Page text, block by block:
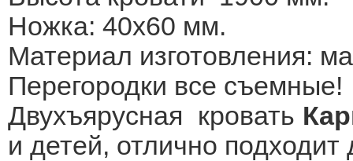
Ножка: 40x60 мм.
Материал изготовления:
Перегородки все съемные!
Двухъярусная кровать
и детей, отлично подходит